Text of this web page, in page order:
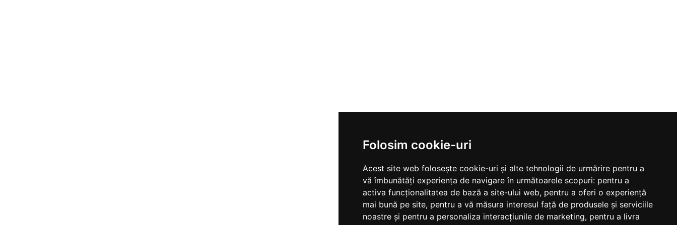
Folosim cookie-uri
Acest site web folosește cookie-uri și alte tehnologii de urmărire pentru a
vă îmbunătăți experiența de navigare în următoarele scopuri: pentru a
activa funcționalitatea de bază a site-ului web, pentru a oferi o experiență
mai bună pe site, pentru a vă măsura interesul față de produsele și serviciile
noastre și pentru a personaliza interacțiunile de marketing, pentru a livra